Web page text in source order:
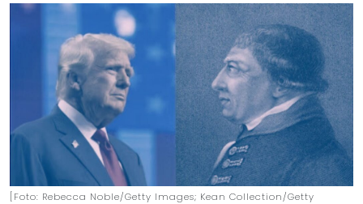
[Foto: Rebecca Noble/Getty Images; Kean Collection/Getty